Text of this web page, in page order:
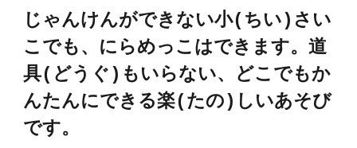
じゃんけんができない小(ちい)さい
こでも、にらめっこはできます。道
具(どうぐ)もいらない、どこでもか
んたんにできる楽(たの)しいあそび
です。